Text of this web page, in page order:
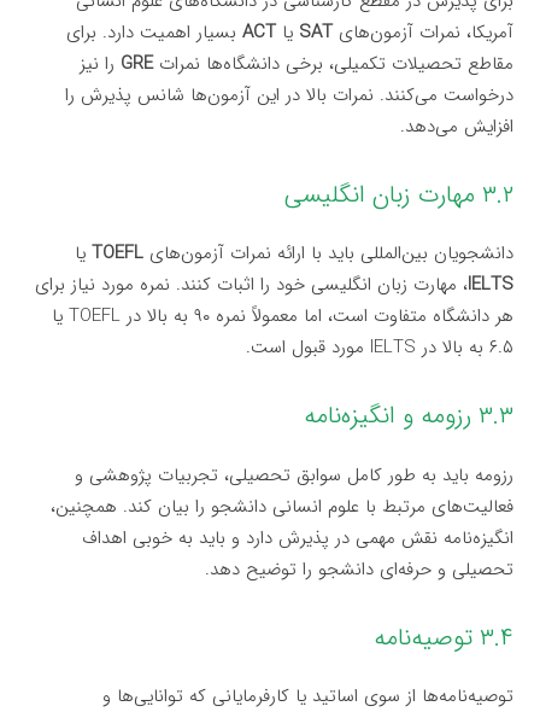
آمریکا، نمرات آزمون‌هایSAT یاACT بسیار اهمیت دارد. برای
مقاطع تحصیلات تکمیلی، برخی دانشگاه‌ها نمراتGRE را نیز
درخواست می‌کنند. نمرات بالا در این آزمون‌ها شانس پذیرش را
افزایش می‌دهد.
۳.۲ مهارت زبان انگلیسی
دانشجویان بین‌المللی باید با ارائه نمرات آزمون‌هایTOEFL یا
IELTS، مهارت زبان انگلیسی خود را اثبات کنند. نمره مورد نیاز برای
هر دانشگاه متفاوت است، اما معمولاً نمره ۹۰ به بالا در TOEFL یا
۶.۵ به بالا در IELTS مورد قبول است.
۳.۳ رزومه و انگیزه‌نامه
رزومه باید به طور کامل سوابق تحصیلی، تجربیات پژوهشی و
فعالیت‌های مرتبط با علوم انسانی دانشجو را بیان کند. همچنین،
انگیزه‌نامه نقش مهمی در پذیرش دارد و باید به خوبی اهداف
تحصیلی و حرفه‌ای دانشجو را توضیح دهد.
۳.۴ توصیه‌نامه
توصیه‌نامه‌ها از سوی اساتید یا کارفرمایانی که توانایی‌ها و